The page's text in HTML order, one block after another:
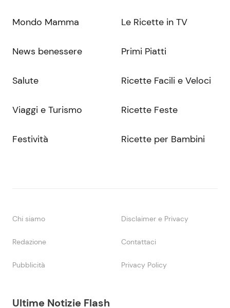
Ultime Notizie Flash
Mondo Mamma
News benessere
Salute
Viaggi e Turismo
Festività
Le Ricette in TV
Primi Piatti
Ricette Facili e Veloci
Ricette Feste
Ricette per Bambini
Chi siamo Disclaimer e Privacy
Redazione Contattaci
Pubblicità Privacy Policy